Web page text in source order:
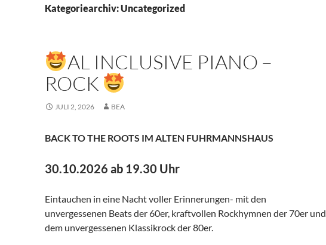
Kategoriearchiv: Uncategorized
AL INCLUSIVE PIANO –
ROCK
JULI 2, 2026 BEA
BACK TO THE ROOTS IM ALTEN FUHRMANNSHAUS
30.10.2026 ab 19.30 Uhr
Eintauchen in eine Nacht voller Erinnerungen- mit den
unvergessenen Beats der 60er, kraftvollen Rockhymnen der 70er und
dem unvergessenen Klassikrock der 80er.